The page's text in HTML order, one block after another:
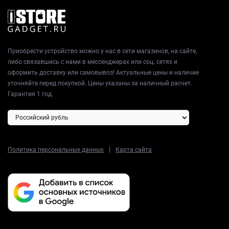
Приобрести устройство можно у нас в сети магазинов, на сайте,
либо связавшись с нами в мессенджерах или соц. сетях и
оформить доставку или самовывоз! Актуальные цены и наличие
уточняйте перед покупкой. Цены указаны за наличный расчет.
Гарантия 1 год.
Политика персональных данных | Карта сайта